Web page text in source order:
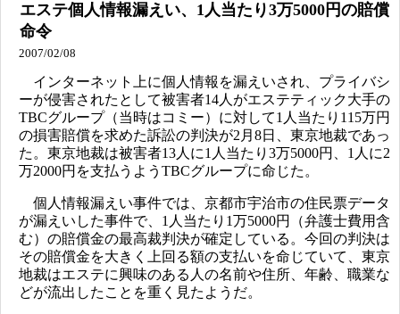
エステ個人情報漏えい、1人当たり3万5000円の賠償
命令
2007/02/08
インターネット上に個人情報を漏えいされ、プライバシ
ーが侵害されたとして被害者14人がエステティック大手の
TBCグループ（当時はコミー）に対して1人当たり115万円
の損害賠償を求めた訴訟の判決が2月8日、東京地裁であっ
た。東京地裁は被害者13人に1人当たり3万5000円、1人に2
万2000円を支払うようTBCグループに命じた。
個人情報漏えい事件では、京都市宇治市の住民票データ
が漏えいした事件で、1人当たり1万5000円（弁護士費用含
む）の賠償金の最高裁判決が確定している。今回の判決は
その賠償金を大きく上回る額の支払いを命じていて、東京
地裁はエステに興味のある人の名前や住所、年齢、職業な
どが流出したことを重く見たようだ。